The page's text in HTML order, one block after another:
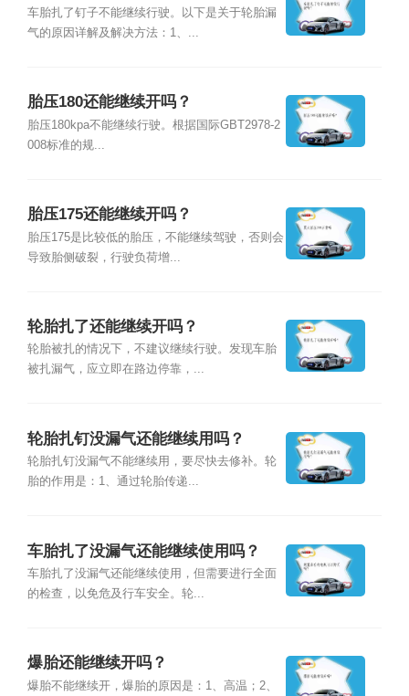
车胎扎了钉子不能继续行驶。以下是关于轮胎漏
气的原因详解及解决方法：1、...
胎压180还能继续开吗？
胎压180kpa不能继续行驶。根据国际GBT2978-2
008标准的规...
胎压175还能继续开吗？
胎压175是比较低的胎压，不能继续驾驶，否则会
导致胎侧破裂，行驶负荷增...
轮胎扎了还能继续开吗？
轮胎被扎的情况下，不建议继续行驶。发现车胎
被扎漏气，应立即在路边停靠，...
轮胎扎钉没漏气还能继续用吗？
轮胎扎钉没漏气不能继续用，要尽快去修补。轮
胎的作用是：1、通过轮胎传递...
车胎扎了没漏气还能继续使用吗？
车胎扎了没漏气还能继续使用，但需要进行全面
的检查，以免危及行车安全。轮...
爆胎还能继续开吗？
爆胎不能继续开，爆胎的原因是：1、高温；2、